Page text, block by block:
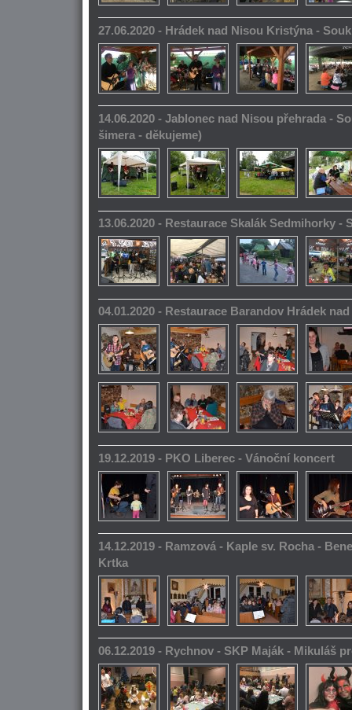
27.06.2020 - Hrádek nad Nisou Kristýna -
14.06.2020 - Jablonec nad Nisou přehrada -
šimera - děkujeme)
13.06.2020 - Restaurace Skalák Sedmihorky -
04.01.2020 - Restaurace Barandov Hrádek
19.12.2019 - PKO Liberec - Vánoční koncert
14.12.2019 - Ramzová - Kaple sv. Rocha -
Krtka
06.12.2019 - Rychnov - SKP Maják - Mikuláš